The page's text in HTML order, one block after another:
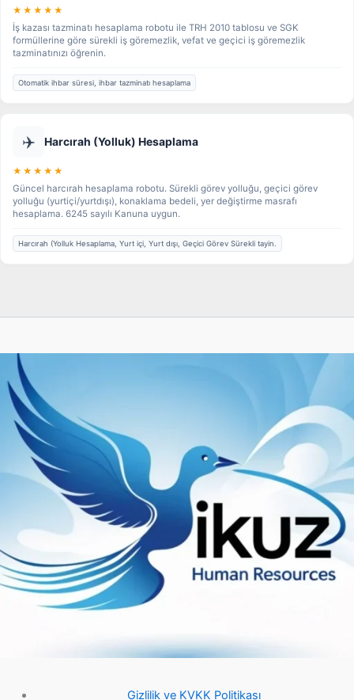
★★★★★
İş kazası tazminatı hesaplama robotu ile TRH 2010 tablosu ve SGK
formüllerine göre sürekli iş göremezlik, vefat ve geçici iş göremezlik
tazminatınızı öğrenin.
Otomatik ihbar süresi, ihbar tazminatı hesaplama
✈️ Harcırah (Yolluk) Hesaplama
★★★★★
Güncel harcırah hesaplama robotu. Sürekli görev yolluğu, geçici görev
yolluğu (yurtiçi/yurtdışı), konaklama bedeli, yer değiştirme masrafı
hesaplama. 6245 sayılı Kanuna uygun.
Harcırah (Yolluk Hesaplama, Yurt içi, Yurt dışı, Geçici Görev Sürekli tayin.
Gizlilik ve KVKK Politikası